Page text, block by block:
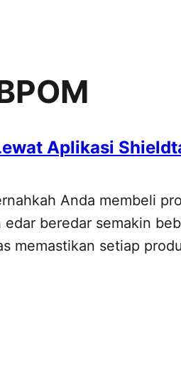
Aplikasi
Anda membeli
beredar semakin
memastikan setiap